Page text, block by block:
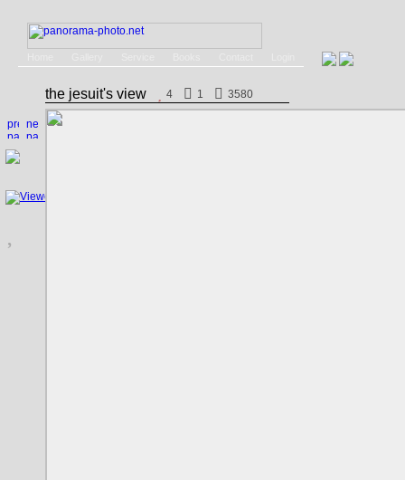
the jesuit's view 4 1 3580